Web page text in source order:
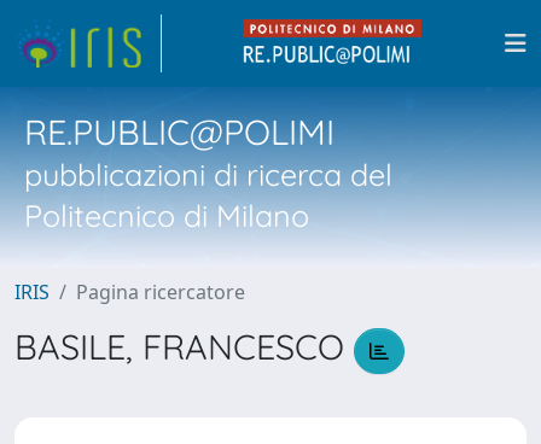
RE.PUBLIC@POLIMI
pubblicazioni di ricerca del
Politecnico di Milano
IRIS Pagina ricercatore
BASILE, FRANCESCO